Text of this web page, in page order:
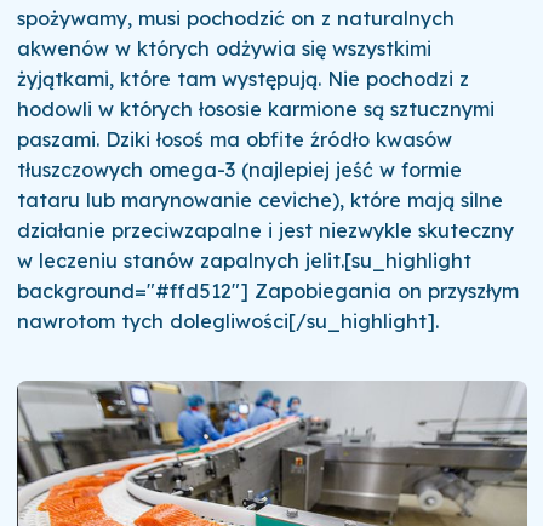
spożywamy, musi pochodzić on z naturalnych
akwenów w których odżywia się wszystkimi
żyjątkami, które tam występują. Nie pochodzi z
hodowli w których łososie karmione są sztucznymi
paszami. Dziki łosoś ma obfite źródło kwasów
tłuszczowych omega-3 (najlepiej jeść w formie
tataru lub marynowanie ceviche), które mają silne
działanie przeciwzapalne i jest niezwykle skuteczny
w leczeniu stanów zapalnych jelit.[su_highlight
background="#ffd512"] Zapobiegania on przyszłym
nawrotom tych dolegliwości[/su_highlight].